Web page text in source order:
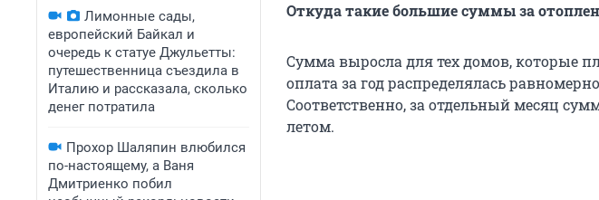
Лимонные сады,
европейский Байкал и
очередь к статуе Джульетты:
путешественница съездила в
Италию и рассказала, сколько
денег потратила
Прохор Шаляпин влюбился
по-настоящему, а Ваня
Дмитриенко побил
Откуда такие большие суммы за
Сумма выросла для тех домов, которые
оплата за год распределялась
Соответственно, за отдельный месяц
летом.